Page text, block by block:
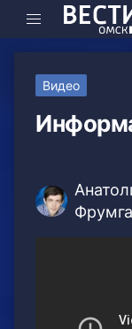
Видео